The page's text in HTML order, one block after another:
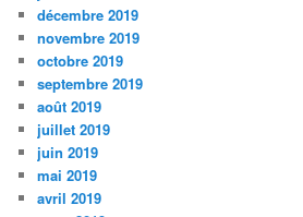
décembre 2019
novembre 2019
octobre 2019
septembre 2019
août 2019
juillet 2019
juin 2019
mai 2019
avril 2019